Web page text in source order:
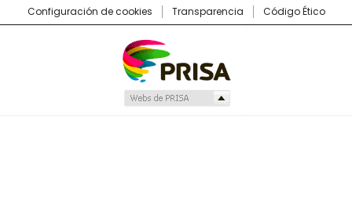
Configuración de cookies
Transparencia Código Ético